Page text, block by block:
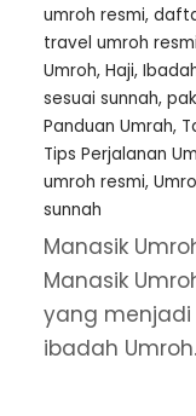
umroh resmi,
travel umroh
Umroh, Haji,
sesuai sunnah,
Panduan Umrah,
Tips Perjalanan
umroh resmi,
sunnah
Manasik
Manasik
yang
ibadah